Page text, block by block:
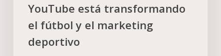
YouTube está transformando
el fútbol y el marketing
deportivo